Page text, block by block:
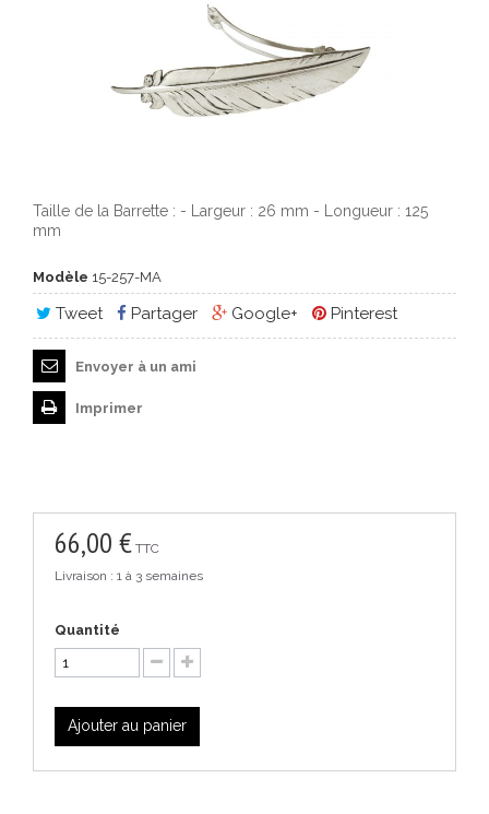
Taille de la Barrette : - Largeur : 26 mm - Longueur : 125
mm
Modèle 15-257-MA
Tweet Partager Google+ Pinterest
Envoyer à un ami
Imprimer
66,00 € TTC
Livraison : 1 à 3 semaines
Quantité
Ajouter au panier